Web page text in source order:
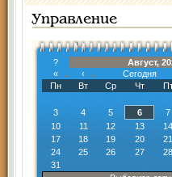
Управление
?
Август,
«
‹ Сегодня
Пн
Вт Ср Чт
3
4 5 6 7
10
11 12 13 14
17
18 19 20 21
24
25 26 27 28
31